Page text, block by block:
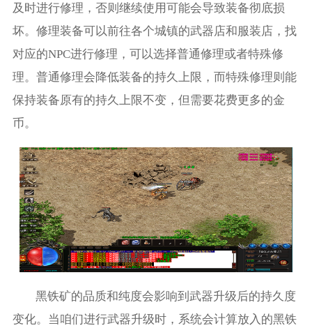
及时进行修理，否则继续使用可能会导致装备彻底损
坏。修理装备可以前往各个城镇的武器店和服装店，找
对应的NPC进行修理，可以选择普通修理或者特殊修
理。普通修理会降低装备的持久上限，而特殊修理则能
保持装备原有的持久上限不变，但需要花费更多的金
币。
黑铁矿的品质和纯度会影响到武器升级后的持久度
变化。当咱们进行武器升级时，系统会计算放入的黑铁